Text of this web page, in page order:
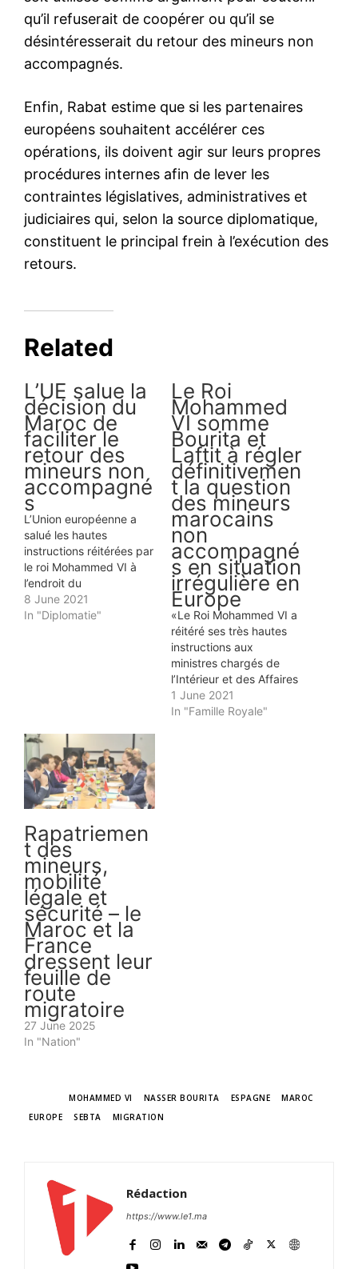
Liban : des secouristes
fouillent les décombres du
port de Beyrouth, des
responsables arrêtés